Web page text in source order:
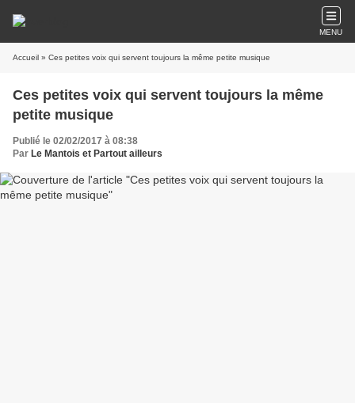
MENU
Accueil » Ces petites voix qui servent toujours la même petite musique
Ces petites voix qui servent toujours la même
petite musique
Publié le 02/02/2017 à 08:38
Par Le Mantois et Partout ailleurs